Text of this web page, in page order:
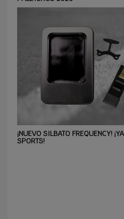
¡NUEVO SILBATO FREQUENCY!
SPORTS!